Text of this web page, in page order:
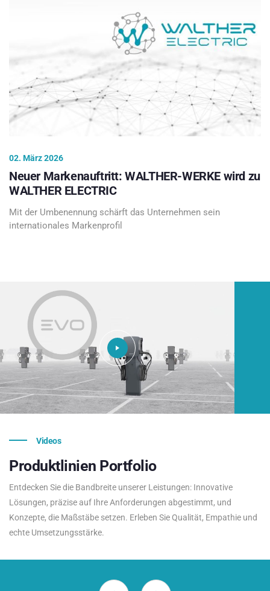
02. März 2026
Neuer Markenauftritt: WALTHER-WERKE wird zu
WALTHER ELECTRIC
Mit der Umbenennung schärft das Unternehmen sein
internationales Markenprofil
Videos
Produktlinien Portfolio
Entdecken Sie die Bandbreite unserer Leistungen: Innovative
Lösungen, präzise auf Ihre Anforderungen abgestimmt, und
Konzepte, die Maßstäbe setzen. Erleben Sie Qualität, Empathie und
echte Umsetzungsstärke.